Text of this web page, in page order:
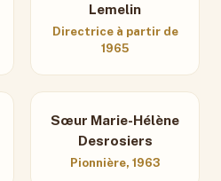
Lemelin
Directrice à partir de
1965
Sœur Marie-Hélène
Desrosiers
Pionnière, 1963